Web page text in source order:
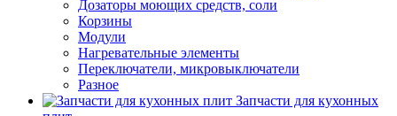
Дозаторы моющих средств, соли
Корзины
Модули
Нагревательные элементы
Переключатели, микровыключатели
Разное
Запчасти для кухонных